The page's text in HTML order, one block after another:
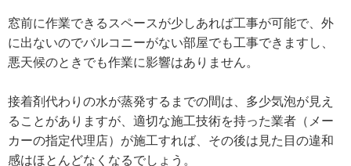
窓前に作業できるスペースが少しあれば工事が可能で、外
に出ないのでバルコニーがない部屋でも工事できますし、
悪天候のときでも作業に影響はありません。
接着剤代わりの水が蒸発するまでの間は、多少気泡が見え
ることがありますが、適切な施工技術を持った業者（メー
カーの指定代理店）が施工すれば、その後は見た目の違和
感はほとんどなくなるでしょう。